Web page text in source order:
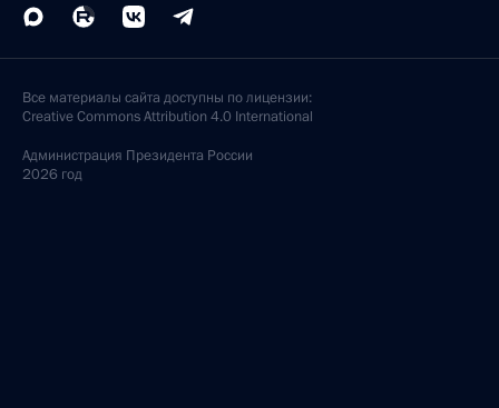
Все материалы сайта доступны по лицензии:
Creative Commons Attribution 4.0 International
Администрация Президента России
2026 год